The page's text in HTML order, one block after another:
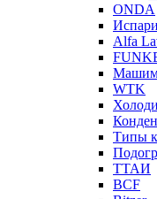
ONDA
Alfa
WTK
Типы
ТТАИ
BCF